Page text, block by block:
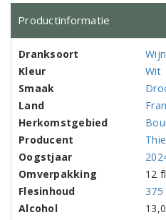
Productinformatie
Dranksoort
Wijn
Kleur
Wit
Smaak
Land
Herkomstgebied
Producent
Oogstjaar
Omverpakking
12
Flesinhoud
375
Alcohol